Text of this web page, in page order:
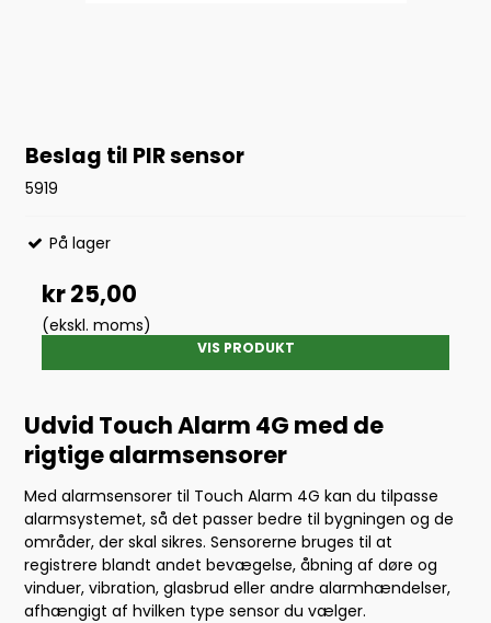
Beslag til PIR sensor
5919
På lager
kr 25,00
(ekskl. moms)
VIS PRODUKT
Udvid Touch Alarm 4G med de
rigtige alarmsensorer
Med alarmsensorer til Touch Alarm 4G kan du tilpasse
alarmsystemet, så det passer bedre til bygningen og de
områder, der skal sikres. Sensorerne bruges til at
registrere blandt andet bevægelse, åbning af døre og
vinduer, vibration, glasbrud eller andre alarmhændelser,
afhængigt af hvilken type sensor du vælger.